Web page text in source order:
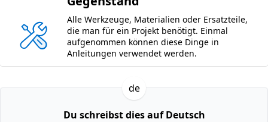
Alle Werkzeuge, Materialien oder Ersatzteile,
die man für ein Projekt benötigt. Einmal
aufgenommen können diese Dinge in
Anleitungen verwendet werden.
de
Du schreibst dies auf Deutsch